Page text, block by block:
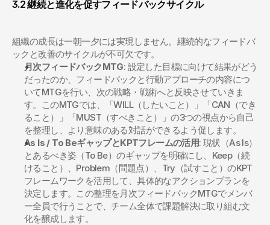
3.2 継続と進化を促すフィードバックサイクル
組織の成長は一朝一夕には実現しません。継続的なフィードバ
ックと改善のサイクルが不可欠です。
月次フィードバックMTG: 設定した目標に向けて結果がどう
だったのか、フィードバックと行動アプローチの内容につ
いてMTGを行い、次の戦略・戦術へと反映させていきま
す。このMTGでは、「WILL（したいこと）」「CAN（でき
ること）」「MUST（すべきこと）」の3つの視点から自己
を整理し、より意味のある対話ができるよう促します。
As Is / To BeギャップとKPTフレームの活用: 現状（As Is）
とあるべき姿（To Be）のギャップを明確にし、Keep（続
けること）、Problem（問題点）、Try（試すこと）のKPT
フレームワークを活用して、具体的なアクションプランを
決定します。この整理を月次フィードバックMTGでメンバ
ー全員で行うことで、チーム全体で課題解決に取り組む文
化を醸成します。